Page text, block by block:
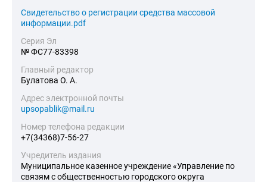
Cвидетельство о регистрации средства массовой
информации.pdf
Серия Эл
№ ФС77-83398
Главный редактор
Булатова О. А.
Адрес электронной почты
upsopablik@mail.ru
Номер телефона редакции
+7(34368)7-56-27
Учредитель издания
Муниципальное казенное учреждение «Управление по
связям с общественностью городского округа